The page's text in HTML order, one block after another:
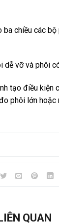
ba chiều các
dễ vỡ và phôi
tạo điều kiện
phôi lớn hoặc
QUAN